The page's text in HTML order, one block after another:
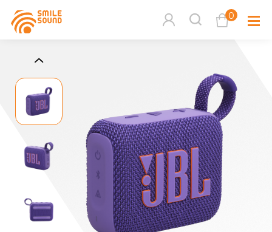
0
請選擇商品分類
請選擇分類
品牌分